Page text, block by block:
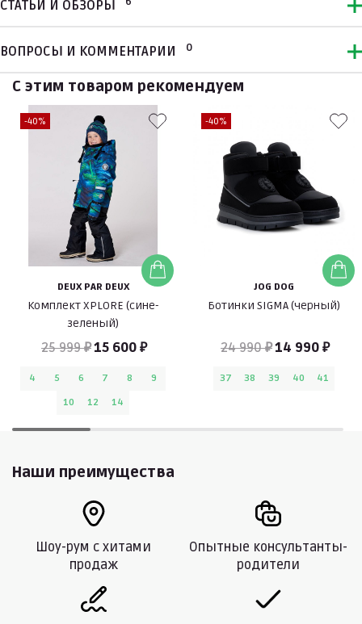
СТАТЬИ И ОБЗОРЫ
ВОПРОСЫ И КОММЕНТАРИИ 0
С этим товаром рекомендуем
-40%
DEUX PAR DEUX
Комплект XPLORE (сине-
зеленый)
25 999 ₽15 600 ₽
4 5 6 7 8
9
10
12 14
-40%
JOG DOG
Ботинки SIGMA (черный)
24 990 ₽14 990 ₽
37 38 39 40 41
Наши преимущества
Шоу-рум с хитами
продаж
Опытные консультанты-
родители